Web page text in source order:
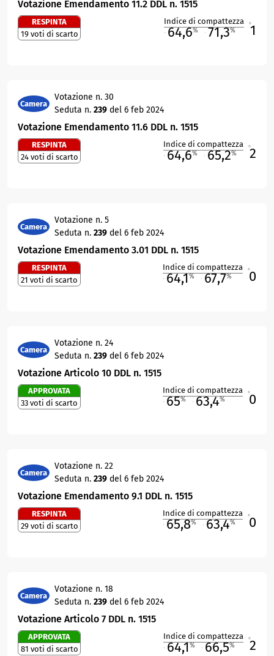
Votazione Emendamento 11.2 DDL n. 1515
RESPINTA
19 voti di scarto
Indice di compattezza
64,6% 71,3% 1
Camera
Votazione n. 30
Seduta n. 239 del 6 feb 2024
Votazione Emendamento 11.6 DDL n. 1515
RESPINTA
24 voti di scarto
Indice di compattezza
64,6% 65,2% 2
Camera
Votazione n. 5
Seduta n. 239 del 6 feb 2024
Votazione Emendamento 3.01 DDL n. 1515
RESPINTA
21 voti di scarto
Indice di compattezza
64,1% 67,7% 0
Camera
Votazione n. 24
Seduta n. 239 del 6 feb 2024
Votazione Articolo 10 DDL n. 1515
APPROVATA
33 voti di scarto
Indice di compattezza
65% 63,4% 0
Camera
Votazione n. 22
Seduta n. 239 del 6 feb 2024
Votazione Emendamento 9.1 DDL n. 1515
RESPINTA
29 voti di scarto
Indice di compattezza
65,8% 63,4% 0
Camera
Votazione n. 18
Seduta n. 239 del 6 feb 2024
Votazione Articolo 7 DDL n. 1515
APPROVATA
81 voti di scarto
Indice di compattezza
64,1% 66,5% 2